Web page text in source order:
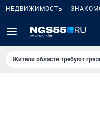
НЕДВИЖИМОСТЬ
Жители области требуют